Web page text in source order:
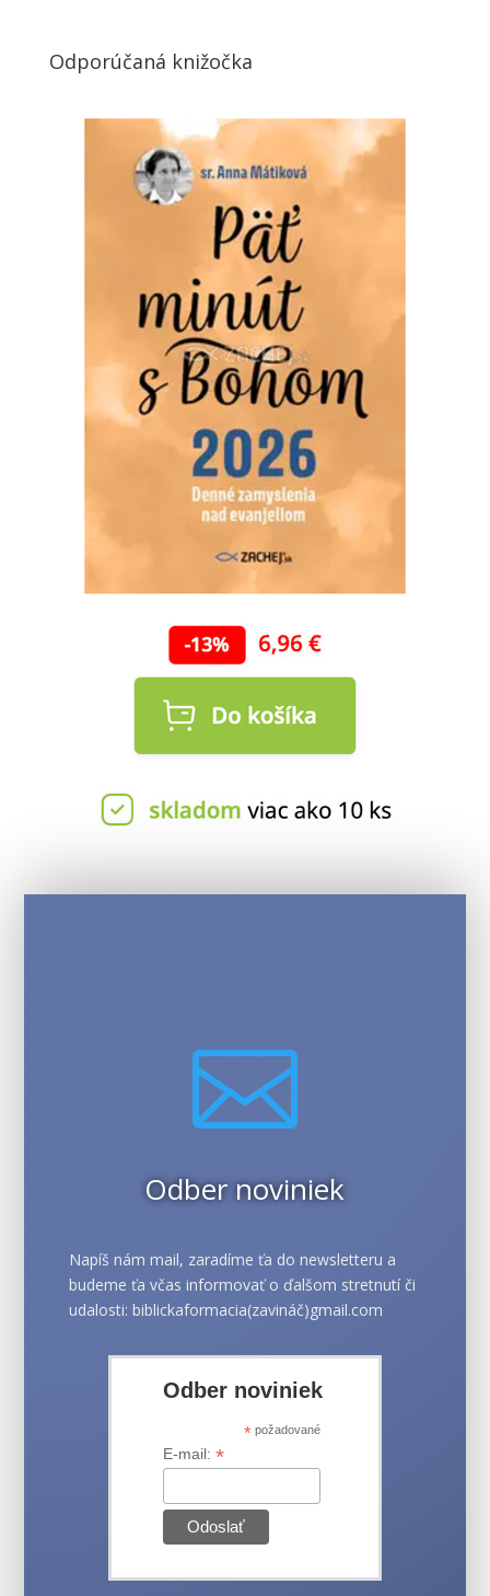
Odporúčaná knižočka

Odber noviniek
Napíš nám mail, zaradíme ťa do newsletteru a
budeme ťa včas informovať o ďalšom stretnutí či
udalosti: biblickaformacia(zavináč)gmail.com
Odber noviniek
*požadované
E-mail: *